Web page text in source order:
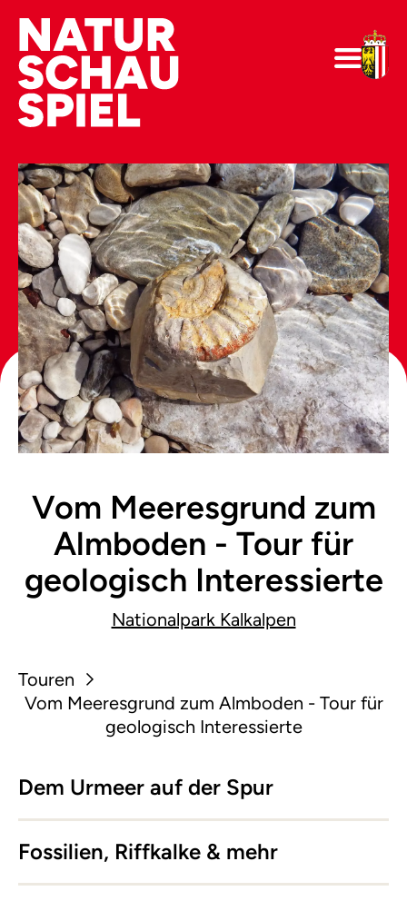
Vom Meeresgrund zum
Almboden - Tour für
geologisch Interessierte
Nationalpark Kalkalpen
Touren
Vom Meeresgrund zum Almboden - Tour für
geologisch Interessierte
Dem Urmeer auf der Spur
Fossilien, Riffkalke & mehr